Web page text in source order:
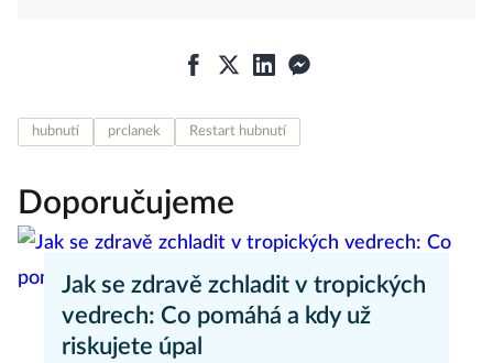
hubnutí prclanek Restart hubnutí
Doporučujeme
Jak se zdravě zchladit v tropických
vedrech: Co pomáhá a kdy už
riskujete úpal